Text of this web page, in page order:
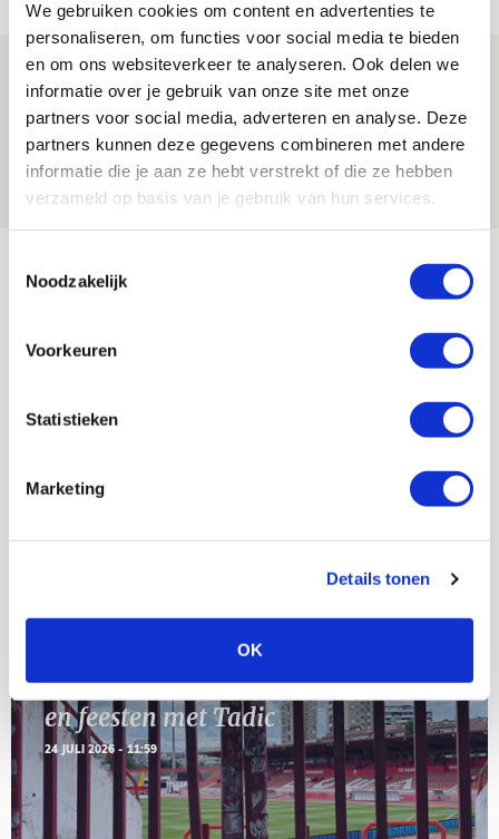
We gebruiken cookies om content en advertenties te
personaliseren, om functies voor social media te bieden
en om ons websiteverkeer te analyseren. Ook delen we
informatie over je gebruik van onze site met onze
partners voor social media, adverteren en analyse. Deze
partners kunnen deze gegevens combineren met andere
informatie die je aan ze hebt verstrekt of die ze hebben
verzameld op basis van je gebruik van hun services.
Noodzakelijk
Voorkeuren
Statistieken
Marketing
Details tonen
OK
Míchels elf: zie jij al rol voor
aanwinsten in thuisduel met
Shelbourne?
05 AUGUSTUS 2026 - 15:35
NIEUWS
Selectiedag ballenjongens/-meiden
SEP
Servische maffiabaas in grauwe bak
en feesten met Tadic
24 JULI 2026 - 11:59